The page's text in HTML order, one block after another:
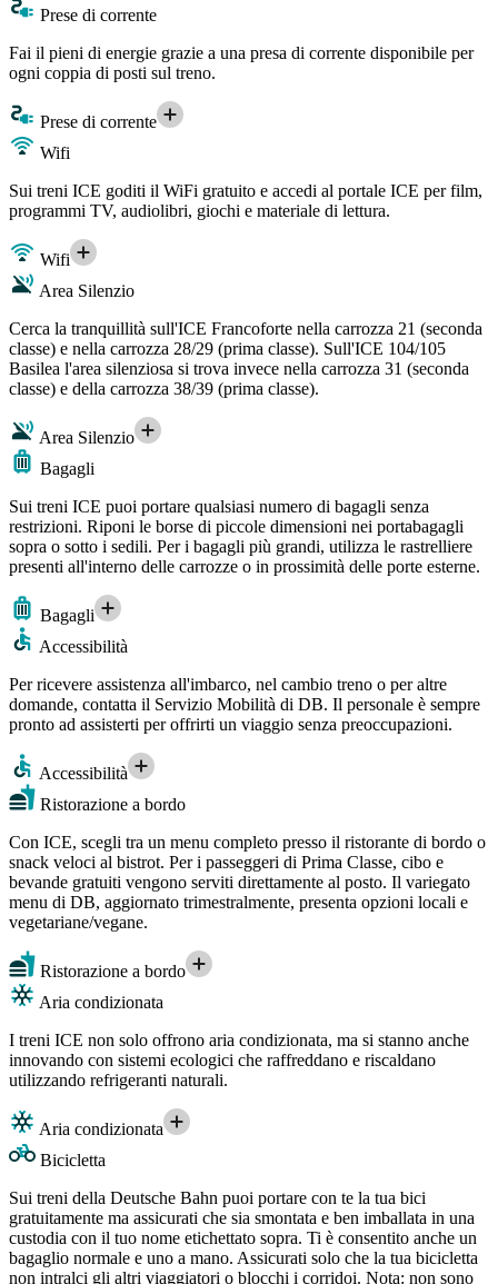
Prese di corrente
Fai il pieni di energie grazie a una presa di corrente disponibile per
ogni coppia di posti sul treno.
Prese di corrente
Wifi
Sui treni ICE goditi il WiFi gratuito e accedi al portale ICE per film,
programmi TV, audiolibri, giochi e materiale di lettura.
Wifi
Area Silenzio
Cerca la tranquillità sull'ICE Francoforte nella carrozza 21 (seconda
classe) e nella carrozza 28/29 (prima classe). Sull'ICE 104/105
Basilea l'area silenziosa si trova invece nella carrozza 31 (seconda
classe) e della carrozza 38/39 (prima classe).
Area Silenzio
Bagagli
Sui treni ICE puoi portare qualsiasi numero di bagagli senza
restrizioni. Riponi le borse di piccole dimensioni nei portabagagli
sopra o sotto i sedili. Per i bagagli più grandi, utilizza le rastrelliere
presenti all'interno delle carrozze o in prossimità delle porte esterne.
Bagagli
Accessibilità
Per ricevere assistenza all'imbarco, nel cambio treno o per altre
domande, contatta il Servizio Mobilità di DB. Il personale è sempre
pronto ad assisterti per offrirti un viaggio senza preoccupazioni.
Accessibilità
Ristorazione a bordo
Con ICE, scegli tra un menu completo presso il ristorante di bordo o
snack veloci al bistrot. Per i passeggeri di Prima Classe, cibo e
bevande gratuiti vengono serviti direttamente al posto. Il variegato
menu di DB, aggiornato trimestralmente, presenta opzioni locali e
vegetariane/vegane.
Ristorazione a bordo
Aria condizionata
I treni ICE non solo offrono aria condizionata, ma si stanno anche
innovando con sistemi ecologici che raffreddano e riscaldano
utilizzando refrigeranti naturali.
Aria condizionata
Bicicletta
Sui treni della Deutsche Bahn puoi portare con te la tua bici
gratuitamente ma assicurati che sia smontata e ben imballata in una
custodia con il tuo nome etichettato sopra. Ti è consentito anche un
bagaglio normale e uno a mano. Assicurati solo che la tua bicicletta
non intralci gli altri viaggiatori o blocchi i corridoi. Nota: non sono